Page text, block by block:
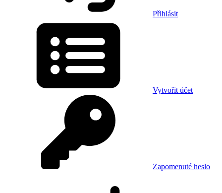
Přihlásit
Vytvořit účet
Zapomenuté heslo